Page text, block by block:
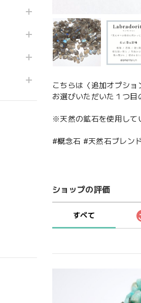
こちらは〈追加オプショ
お選びいただいた１つ目
※天然の鉱石を使用して
#概念石 #天然石ブレン
ショップの評価
すべて